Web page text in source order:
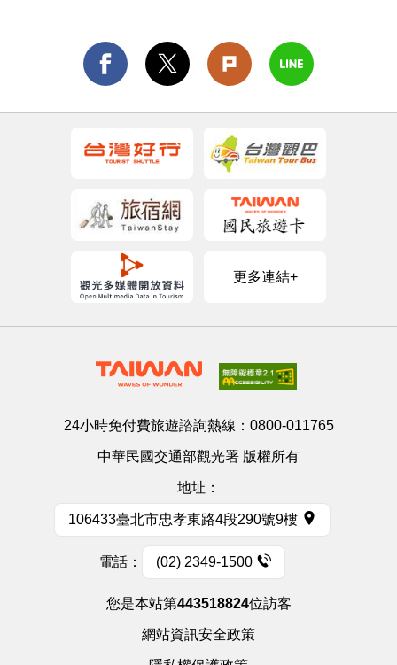
更多連結+
24小時免付費旅遊諮詢熱線： 0800-011765
中華民國交通部觀光署 版權所有
地址：
106433臺北市忠孝東路4段290號9樓
電話： (02) 2349-1500
您是本站第443518824位訪客
網站資訊安全政策